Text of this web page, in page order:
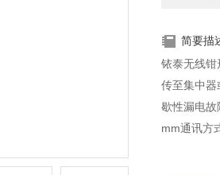
简要描
铱泰无线钳
传至集中器
歇性漏电
mm通讯方